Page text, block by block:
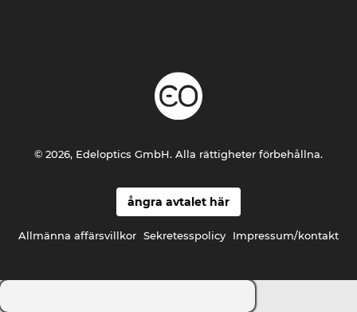
ångra avtalet här
Allmänna affärsvillkor Sekretesspolicy Impressum/kontakt
© 2026, Edeloptics GmbH. Alla rättigheter förbehållna.